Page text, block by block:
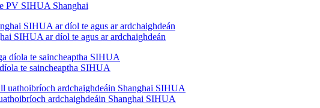
PV SIHUA Shanghai
SIHUA ar díol te agus ar ardchaighdeán
te saincheaptha SIHUA
ardchaighdeáin Shanghai SIHUA